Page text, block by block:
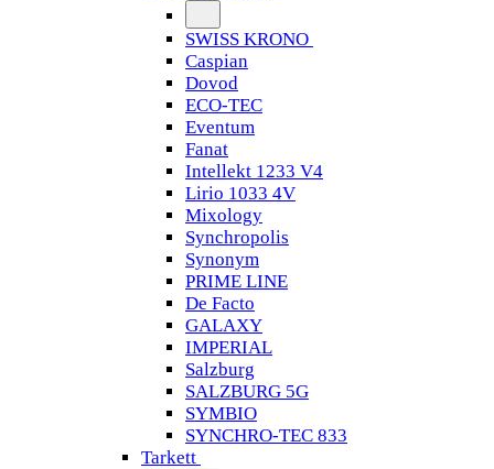
SWISS KRONO
Caspian
Dovod
ECO-TEC
Eventum
Fanat
Intellekt 1233 V4
Lirio 1033 4V
Mixology
Synchropolis
Synonym
PRIME LINE
De Facto
GALAXY
IMPERIAL
Salzburg
SALZBURG 5G
SYMBIO
SYNCHRO-TEC 833
Tarkett